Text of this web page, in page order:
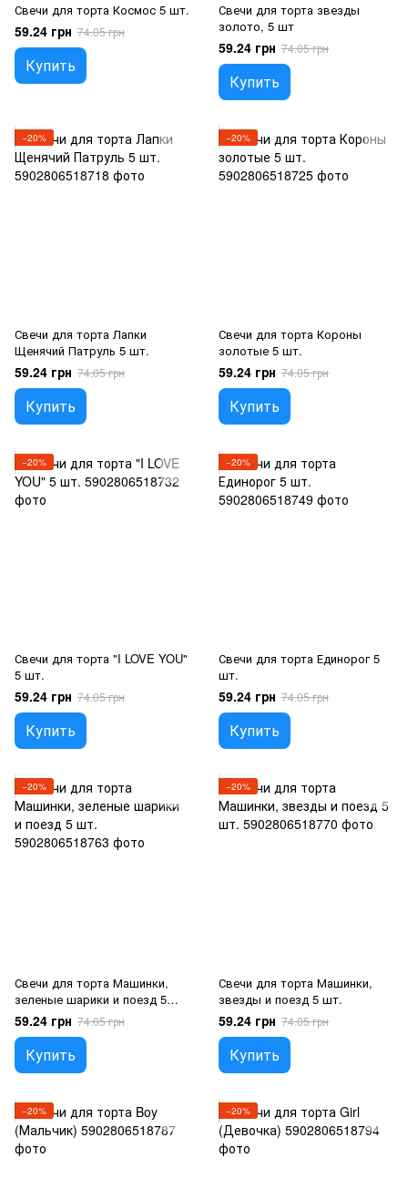
Свечи для торта Космос 5 шт.
59.24 грн 74.05 грн
Купить
Свечи для торта звезды
золото, 5 шт
59.24 грн 74.05 грн
Купить
−20%
Свечи для торта Лапки
Щенячий Патруль 5 шт.
59.24 грн 74.05 грн
Купить
−20%
Свечи для торта Короны
золотые 5 шт.
59.24 грн 74.05 грн
Купить
−20%
Свечи для торта "I LOVE YOU"
5 шт.
59.24 грн 74.05 грн
Купить
−20%
Свечи для торта Единорог 5
шт.
59.24 грн 74.05 грн
Купить
−20%
Свечи для торта Машинки,
зеленые шарики и поезд 5
шт.
59.24 грн 74.05 грн
Купить
−20%
Свечи для торта Машинки,
звезды и поезд 5 шт.
59.24 грн 74.05 грн
Купить
−20% −20%